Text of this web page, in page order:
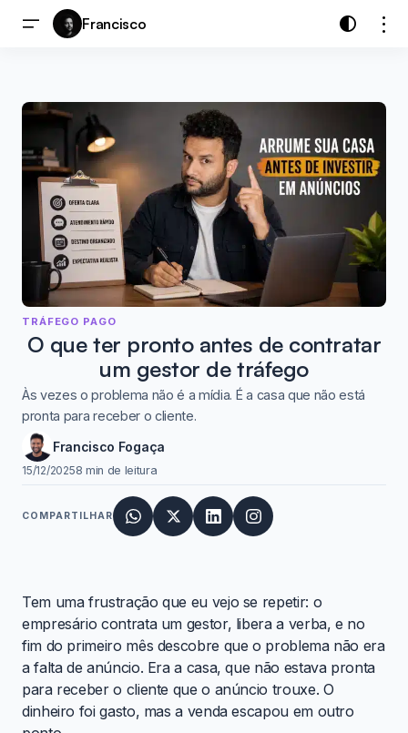
Francisco
TRÁFEGO PAGO
O que ter pronto antes de contratar
um gestor de tráfego
Às vezes o problema não é a mídia. É a casa que não está
pronta para receber o cliente.
Francisco Fogaça
15/12/20258 min de leitura
COMPARTILHAR
Tem uma frustração que eu vejo se repetir: o
empresário contrata um gestor, libera a verba, e no
fim do primeiro mês descobre que o problema não era
a falta de anúncio. Era a casa, que não estava pronta
para receber o cliente que o anúncio trouxe. O
dinheiro foi gasto, mas a venda escapou em outro